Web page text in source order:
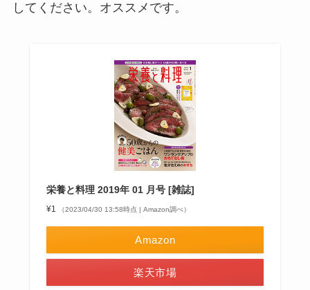
してください。オススメです。
栄養と料理 2019年 01 月号 [雑誌]
¥1 （2023/04/30 13:58時点 | Amazon調べ）
Amazon
楽天市場